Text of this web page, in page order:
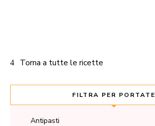
Torna a tutte le ricette
FILTRA PER PORTATE
Antipasti